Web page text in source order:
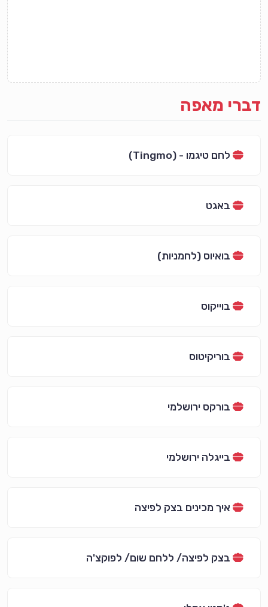
דברי מאפה
לחם טיגמו - (Tingmo)
באגט
בואיוס (לחמניות)
בוייקוס
בוריקיטוס
בורקס ירושלמי
בייגלה ירושלמי
איך מכינים בצק לפיצה
בצק לפיצה/ ללחם שום/ לפוקצ'ה